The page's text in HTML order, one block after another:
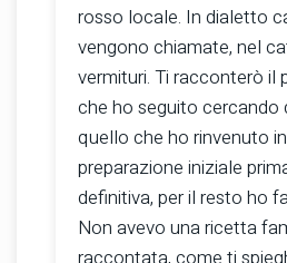
rosso locale. In dialetto
vengono chiamate, nel
vermituri. Ti racconterò il
che ho seguito cercando
quello che ho rinvenuto
preparazione iniziale
definitiva, per il resto ho
Non avevo una ricetta